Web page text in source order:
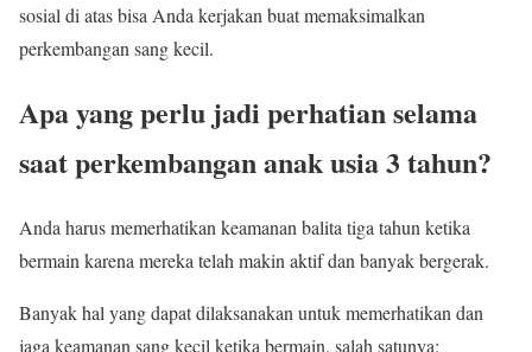
sosial di atas bisa Anda kerjakan buat memaksimalkan
perkembangan sang kecil.
Apa yang perlu jadi perhatian selama
saat perkembangan anak usia 3 tahun?
Anda harus memerhatikan keamanan balita tiga tahun ketika
bermain karena mereka telah makin aktif dan banyak bergerak.
Banyak hal yang dapat dilaksanakan untuk memerhatikan dan
jaga keamanan sang kecil ketika bermain, salah satunya: